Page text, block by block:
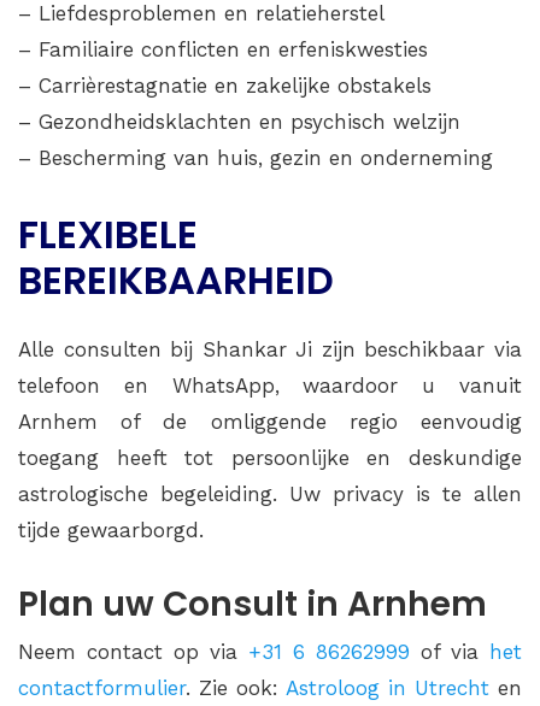
– Liefdesproblemen en relatieherstel
– Familiaire conflicten en erfeniskwesties
– Carrièrestagnatie en zakelijke obstakels
– Gezondheidsklachten en psychisch welzijn
– Bescherming van huis, gezin en onderneming
FLEXIBELE
BEREIKBAARHEID
Alle consulten bij Shankar Ji zijn beschikbaar via
telefoon en WhatsApp, waardoor u vanuit
Arnhem of de omliggende regio eenvoudig
toegang heeft tot persoonlijke en deskundige
astrologische begeleiding. Uw privacy is te allen
tijde gewaarborgd.
Plan uw Consult in Arnhem
Neem contact op via +31 6 86262999 of via het
contactformulier. Zie ook: Astroloog in Utrecht en